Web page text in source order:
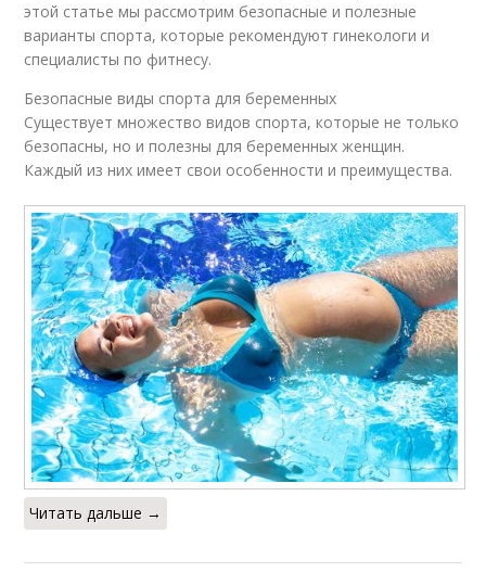
этой статье мы рассмотрим безопасные и полезные
варианты спорта, которые рекомендуют гинекологи и
специалисты по фитнесу.
Безопасные виды спорта для беременных
Существует множество видов спорта, которые не только
безопасны, но и полезны для беременных женщин.
Каждый из них имеет свои особенности и преимущества.
Читать дальше →